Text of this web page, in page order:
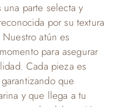
una parte selecta y
por su textura
atún es
para asegurar
Cada pieza es
que
y que llega a tu